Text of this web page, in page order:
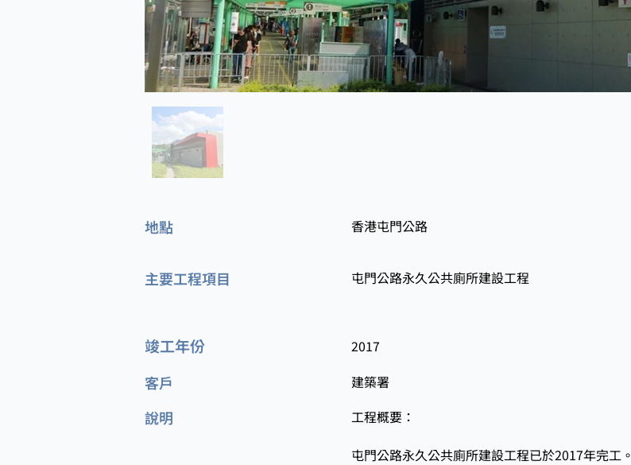
地點 香港屯門公路
主要工程項目 屯門公路永久公共廁所建設工程
竣工年份 2017
客戶 建築署
說明
工程概要：
屯門公路永久公共廁所建設工程已於2017年完工。